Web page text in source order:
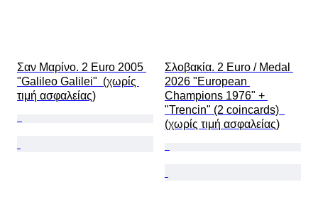
Σαν Μαρίνο. 2 Euro 2005
"Galileo Galilei"  (χωρίς
τιμή ασφαλείας)
Σλοβακία. 2 Euro / Medal
2026 "European
Champions 1976" +
"Trencin" (2 coincards)
(χωρίς τιμή ασφαλείας)